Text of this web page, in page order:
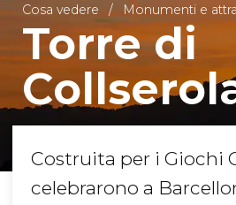
Cosa vedere Monumenti e
Torre di
Costruita per i Giochi
celebrarono a